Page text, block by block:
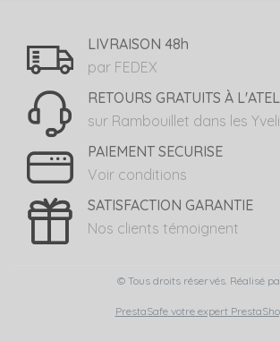
LIVRAISON 48h
par FEDEX
RETOURS GRATUITS À
sur Rambouillet dans les
PAIEMENT SECURISE
Voir conditions
SATISFACTION GARANTIE
Nos clients témoignent
© Tous droits réservés. Réalisé
PrestaSafe votre expert